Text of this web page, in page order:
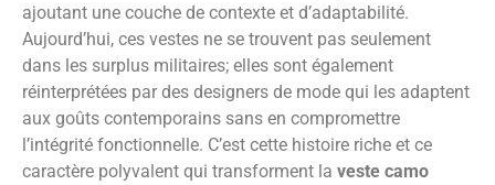
ajoutant une couche de contexte et d’adaptabilité.
Aujourd’hui, ces vestes ne se trouvent pas seulement
dans les surplus militaires; elles sont également
réinterprétées par des designers de mode qui les adaptent
aux goûts contemporains sans en compromettre
l’intégrité fonctionnelle. C’est cette histoire riche et ce
caractère polyvalent qui transforment la veste camo